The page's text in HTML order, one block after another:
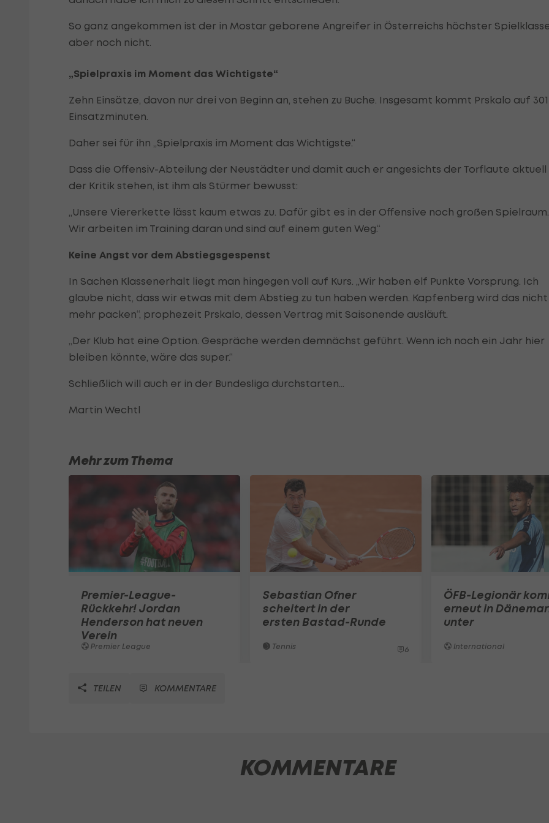
So ganz angekommen ist der in Mostar geborene Angreifer in Österreichs höchster
aber noch nicht.
„Spielpraxis im Moment das Wichtigste“
Zehn Einsätze, davon nur drei von Beginn an, stehen zu Buche. Insgesamt kommt Prskalo auf 301
Einsatzminuten.
Daher sei für ihn „Spielpraxis im Moment das Wichtigste.“
Dass die Offensiv-Abteilung der Neustädter und damit auch er angesichts der Torflaute aktuell
der Kritik stehen, ist ihm als Stürmer bewusst:
„Unsere Viererkette lässt kaum etwas zu. Dafür gibt es in der Offensive noch großen Spielraum.
Wir arbeiten im Training daran und sind auf einem guten Weg.“
Keine Angst vor dem Abstiegsgespenst
In Sachen Klassenerhalt liegt man hingegen voll auf Kurs. „Wir haben elf Punkte Vorsprung. Ich
glaube nicht, dass wir etwas mit dem Abstieg zu tun haben werden. Kapfenberg wird das nicht
mehr packen“, prophezeit Prskalo, dessen Vertrag mit Saisonende ausläuft.
„Der Klub hat eine Option. Gespräche werden demnächst geführt. Wenn ich noch ein Jahr hier
bleiben könnte, wäre das super.“
Schließlich will auch er in der Bundesliga durchstarten…
Martin Wechtl
Mehr zum Thema
Premier-League-
Rückkehr! Jordan
Henderson hat neuen
Verein
Premier League
Sebastian Ofner
scheitert in der
ersten Bastad-Runde
Tennis 6
ÖFB-Legionär
erneut in
unter
International
TEILEN KOMMENTARE
KOMMENTARE